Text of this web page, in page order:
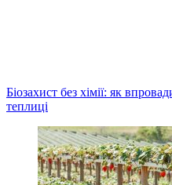
Біозахист без хімії: як
теплиці